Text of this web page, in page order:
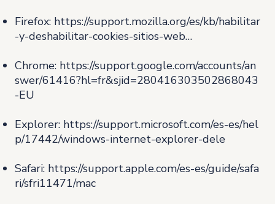
Firefox: https://support.mozilla.org/es/kb/habilitar
-y-deshabilitar-cookies-sitios-web…
Chrome: https://support.google.com/accounts/an
swer/61416?hl=fr&sjid=280416303502868043
-EU
Explorer: https://support.microsoft.com/es-es/hel
p/17442/windows-internet-explorer-dele
Safari: https://support.apple.com/es-es/guide/safa
ri/sfri11471/mac